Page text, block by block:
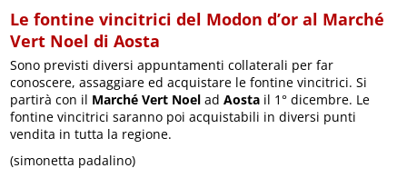
Le fontine vincitrici del Modon d’or al Marché
Vert Noel di Aosta
Sono previsti diversi appuntamenti collaterali per far
conoscere, assaggiare ed acquistare le fontine vincitrici. Si
partirà con il Marché Vert Noel adAosta il 1° dicembre. Le
fontine vincitrici saranno poi acquistabili in diversi punti
vendita in tutta la regione.
(simonetta padalino)